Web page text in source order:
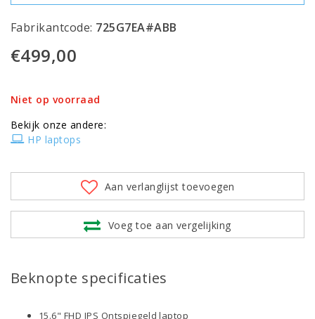
Fabrikantcode: 725G7EA#ABB
€499,00
Niet op voorraad
Bekijk onze andere:
HP laptops
Aan verlanglijst toevoegen
Voeg toe aan vergelijking
Beknopte specificaties
15.6" FHD IPS Ontspiegeld laptop